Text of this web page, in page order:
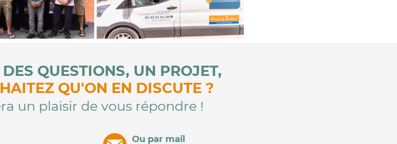
QUESTIONS, UN PROJET,
QU'ON EN DISCUTE ?
un plaisir de vous répondre !
Ou par mail